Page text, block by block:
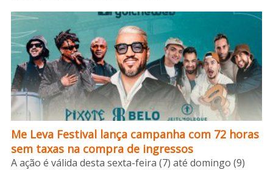
Me Leva Festival lança campanha com 72 horas
sem taxas na compra de ingressos
A ação é válida desta sexta-feira (7) até domingo (9)